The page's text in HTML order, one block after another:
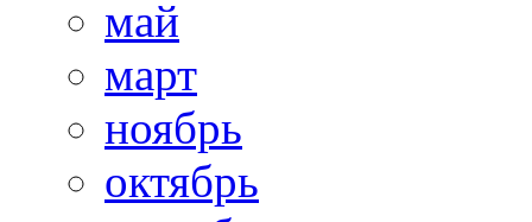
май
март
ноябрь
октябрь